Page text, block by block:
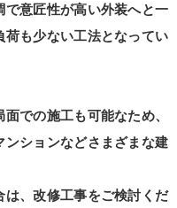
意匠性が高い外装へと一
荷も少ない工法となってい
での施工も可能なため、
ションなどさまざまな建
、改修工事をご検討くだ